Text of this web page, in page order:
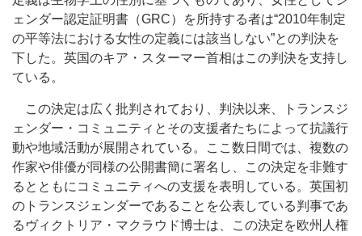
ェンダー認定証明書（GRC）を所持する者は“2010年制定
の平等法における女性の定義には該当しない”との判決を
下した。英国のキア・スターマー首相はこの判決を支持し
ている。
この決定は広く批判されており、判決以来、トランスジ
ェンダー・コミュニティとその支援者たちによって抗議行
動や地域活動が展開されている。ここ数日間では、複数の
作家や俳優が同様の公開書簡に署名し、この決定を非難す
るとともにコミュニティへの支援を表明している。英国初
のトランスジェンダーであることを公表している判事であ
るヴィクトリア・マクラウド博士は、この決定を欧州人権